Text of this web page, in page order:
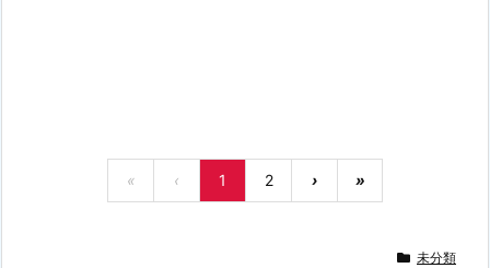
« ‹ 1 2 › »
未分類